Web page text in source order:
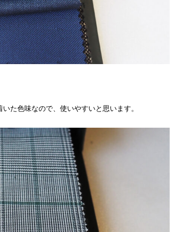
た色味なので、使いやすいと思います。